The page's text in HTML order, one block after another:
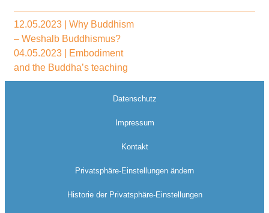
12.05.2023 | Why Buddhism
– Weshalb Buddhismus?
04.05.2023 | Embodiment
and the Buddha’s teaching
Datenschutz
Impressum
Kontakt
Privatsphäre-Einstellungen ändern
Historie der Privatsphäre-Einstellungen